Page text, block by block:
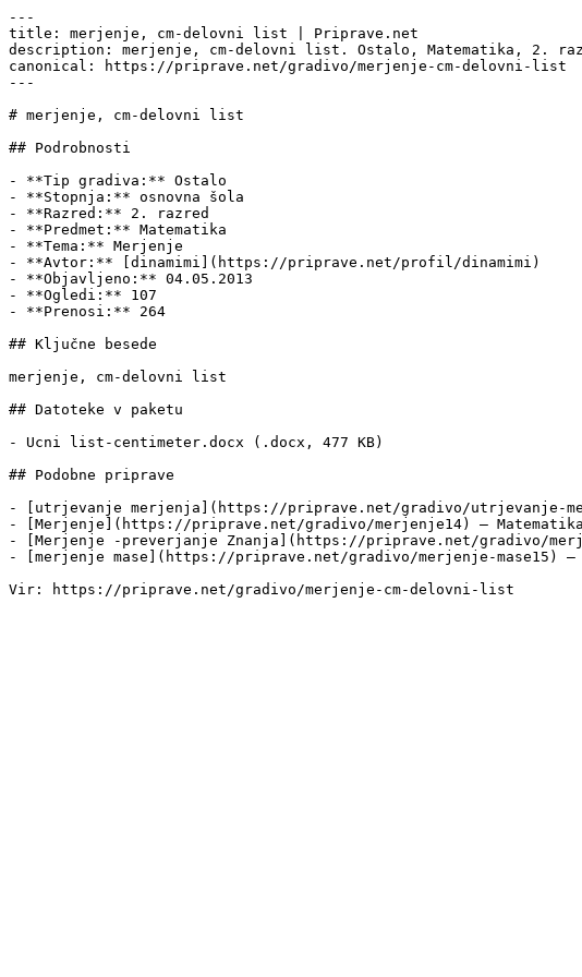
---
title: merjenje, cm-delovni list | Priprave.net
description: merjenje, cm-delovni list. Ostalo, Matematika, 2.
canonical: https://priprave.net/gradivo/merjenje-cm-delovni-list
---
# merjenje, cm-delovni list
## Podrobnosti
- **Tip gradiva:** Ostalo
- **Stopnja:** osnovna šola
- **Razred:** 2. razred
- **Predmet:** Matematika
- **Tema:** Merjenje
- **Avtor:** [dinamimi](https://priprave.net/profil/dinamimi)
- **Objavljeno:** 04.05.2013
- **Ogledi:** 107
- **Prenosi:** 264
## Ključne besede
merjenje, cm-delovni list
## Datoteke v paketu
- Ucni list-centimeter.docx (.docx, 477 KB)
## Podobne priprave
- [utrjevanje merjenja](https://priprave.net/gradivo/utrjevanje-
- [Merjenje](https://priprave.net/gradivo/merjenje14) —
- [Merjenje -preverjanje Znanja](https://priprave.net/gradivo/
- [merjenje mase](https://priprave.net/gradivo/merjenje-mase15) —